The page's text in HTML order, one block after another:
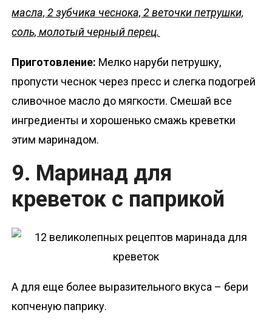
масла, 2 зубчика чеснока, 2 веточки петрушки,
соль, молотый черный перец.
Приготовление: Мелко наруби петрушку,
пропусти чеснок через пресс и слегка подогрей
сливочное масло до мягкости. Смешай все
ингредиенты и хорошенько смажь креветки
этим маринадом.
9. Маринад для
креветок с паприкой
А для еще более выразительного вкуса – бери
копченую паприку.